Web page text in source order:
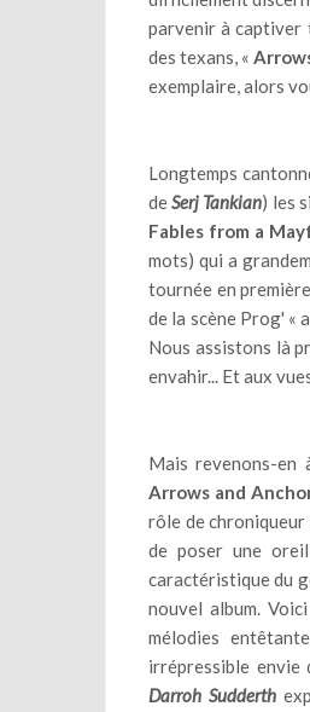
parvenir à captiver
des texans, «
exemplaire, alors
Longtemps
deSerj Tankian) les
Fables from a
mots) qui a
tournée en
de la scène Prog' «
Nous assistons là
envahir... Et aux
Mais revenons-en
Arrows and
rôle de chroniqueur
de poser une
caractéristique du
nouvel album.
mélodies
irrépressible
Darroh Sudderth